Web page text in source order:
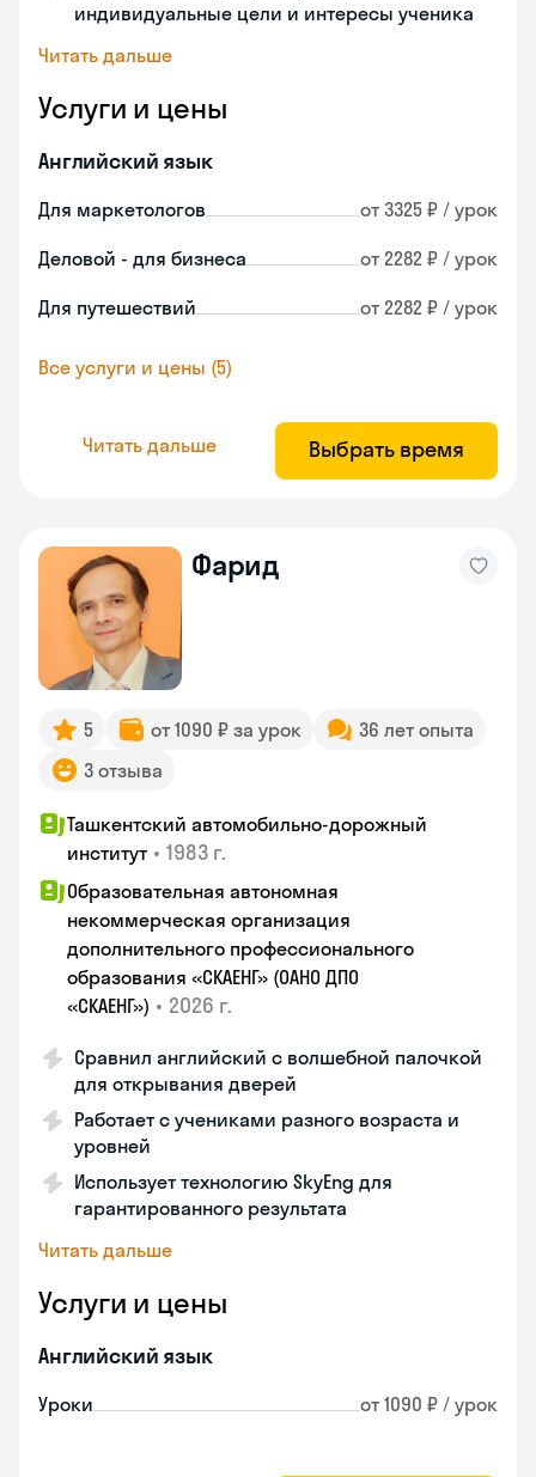
индивидуальные цели и интересы ученика
Читать дальше
Услуги и цены
Английский язык
Для маркетологов от 3325 ₽ / урок
Деловой - для бизнеса от 2282 ₽ / урок
Для путешествий от 2282 ₽ / урок
Все услуги и цены (5)
Читать дальше Выбрать время
Фарид
5 от 1090 ₽ за урок
36 лет опыта
3 отзыва
Ташкентский автомобильно-дорожный
институт • 1983 г.
Образовательная автономная
некоммерческая организация
дополнительного профессионального
образования «СКАЕНГ» (ОАНО ДПО
«СКАЕНГ») • 2026 г.
Сравнил английский с волшебной палочкой
для открывания дверей
Работает с учениками разного возраста и
уровней
Использует технологию SkyEng для
гарантированного результата
Читать дальше
Услуги и цены
Английский язык
Уроки от 1090 ₽ / урок